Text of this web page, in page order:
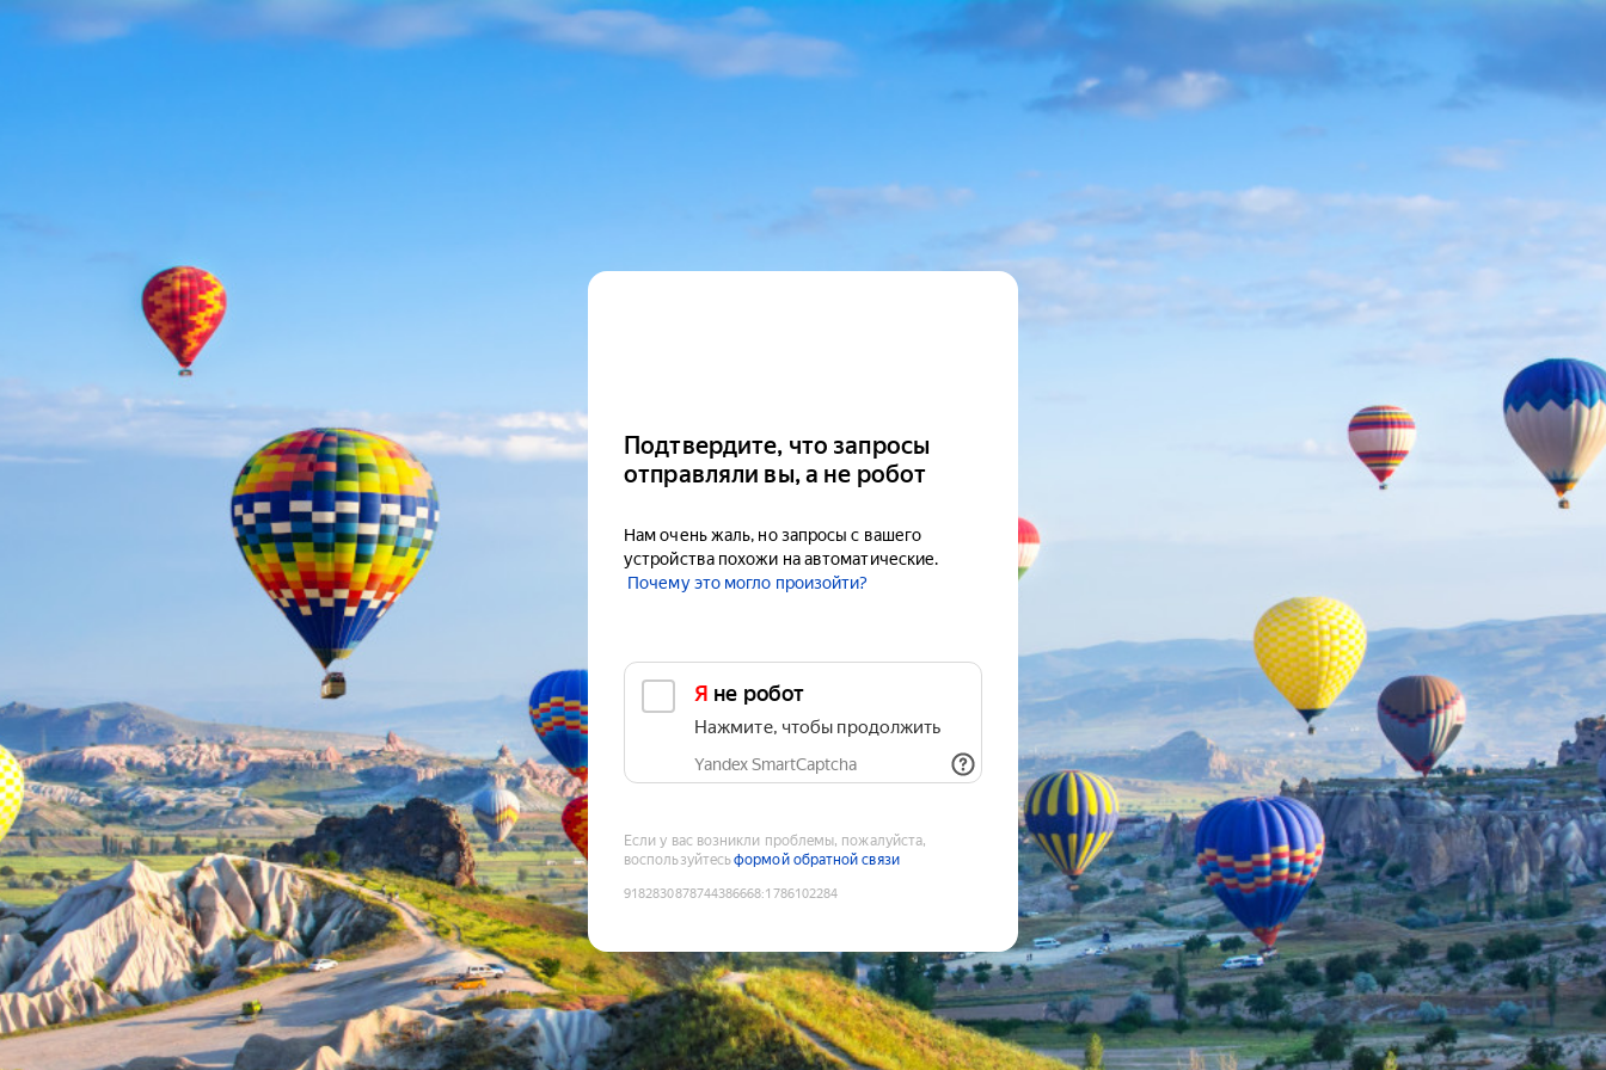
Подтвердите, что запросы
отправляли вы, а не робот
Нам очень жаль, но запросы с вашего
устройства похожи на автоматические.
Почему это могло произойти?
Я не робот
Нажмите, чтобы продолжить
Yandex SmartCaptcha
Если у вас возникли проблемы, пожалуйста,
воспользуйтесьформой обратной связи
9182830878744386668:1786102284